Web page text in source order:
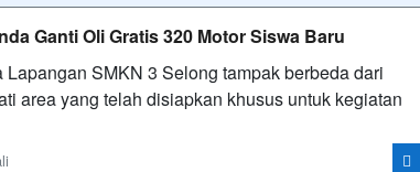
Ganti Oli Gratis 320 Motor Siswa Baru
SMKN 3 Selong tampak berbeda dari
area yang telah disiapkan khusus untuk kegiatan